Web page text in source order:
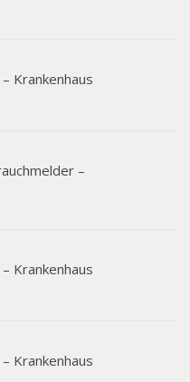
Krankenhaus
–
Krankenhaus
Krankenhaus